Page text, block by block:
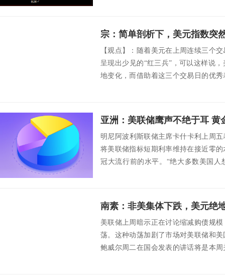
宗：简单剖析下，美元指数突
【观点】：随着美元在上周连续三个
呈现出少见的“红三兵”，可以这样说
地变化，而借助着这三个交易日的优
亚洲：美联储鹰声不绝于耳 黄
明尼阿波利斯联储主席卡什卡利上周
将美联储指标短期利率维持在接近零
冠大流行前的水平。“绝大多数美国
南素：非美集体下跌，美元绝
美联储上周暗示正在讨论缩减购债规
荡。这种动荡加剧了市场对美联储和
鲍威尔周二在国会发表的讲话将是本